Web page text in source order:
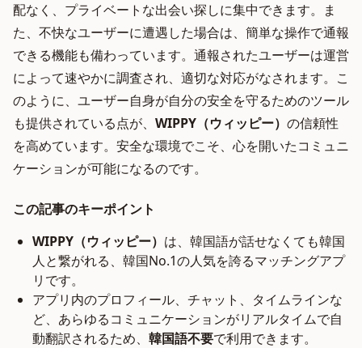
配なく、プライベートな出会い探しに集中できます。ま
た、不快なユーザーに遭遇した場合は、簡単な操作で通報
できる機能も備わっています。通報されたユーザーは運営
によって速やかに調査され、適切な対応がなされます。こ
のように、ユーザー自身が自分の安全を守るためのツール
も提供されている点が、 WIPPY（ウィッピー） の信頼性
を高めています。安全な環境でこそ、心を開いたコミュニ
ケーションが可能になるのです。
この記事のキーポイント
WIPPY（ウィッピー） は、韓国語が話せなくても韓国
人と繋がれる、韓国No.1の人気を誇るマッチングアプ
リです。
アプリ内のプロフィール、チャット、タイムラインな
ど、あらゆるコミュニケーションがリアルタイムで自
動翻訳されるため、 韓国語不要で利用できます。